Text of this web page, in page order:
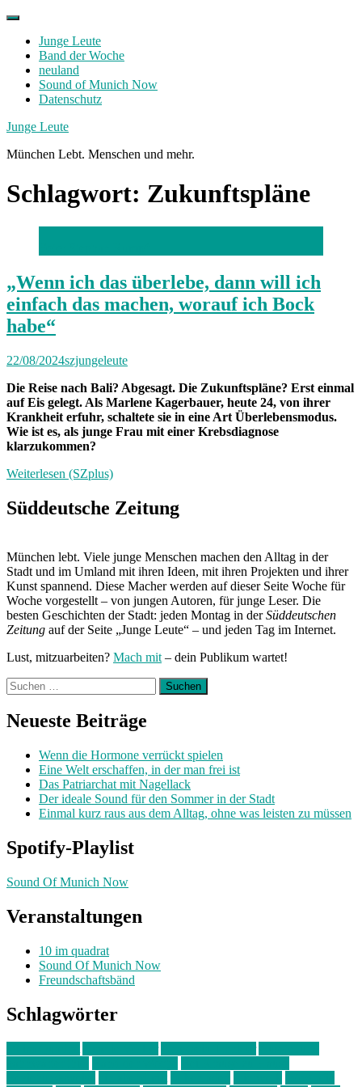
Skip
contentJunge Leute
Band der Woche
neuland
Sound of Munich Now
Datenschutz
Facebook
Twitter
Instagram
Junge Leute
München Lebt. Menschen und mehr.
Schlagwort: Zukunftspläne
„Wenn ich das überlebe, dann will ich
einfach das machen, worauf ich Bock
habe“
22/08/2024szjungeleute
Die Reise nach Bali? Abgesagt. Die Zukunftspläne? Erst einmal
auf Eis gelegt. Als Marlene Kagerbauer, heute 24, von ihrer
Krankheit erfuhr, schaltete sie in eine Art Überlebensmodus.
Wie ist es, als junge Frau mit einer Krebsdiagnose
klarzukommen?
Weiterlesen (SZplus)
Süddeutsche Zeitung
München lebt. Viele junge Menschen machen den Alltag in der
Stadt und im Umland mit ihren Ideen, mit ihren Projekten und ihrer
Kunst spannend. Diese Macher werden auf dieser Seite Woche für
Woche vorgestellt – von jungen Autoren, für junge Leser. Die
besten Geschichten der Stadt: jeden Montag in derSüddeutschen
Zeitung auf der Seite „Junge Leute“ – und jeden Tag im Internet.
Lust, mitzuarbeiten? Mach mit – dein Publikum wartet!
Suchen
nach:
Neueste Beiträge
Wenn die Hormone verrückt spielen
Eine Welt erschaffen, in der man frei ist
Das Patriarchat mit Nagellack
Der ideale Sound für den Sommer in der Stadt
Einmal kurz raus aus dem Alltag, ohne was leisten zu müssen
Spotify-Playlist
Sound Of Munich Now
Veranstaltungen
10 im quadrat
Sound Of Munich Now
Freundschaftsbänd
Schlagwörter